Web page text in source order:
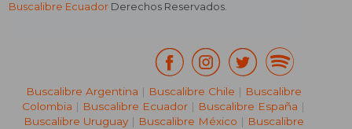
Buscalibre Ecuador Derechos Reservados.
Buscalibre Argentina | Buscalibre Chile | Buscalibre
Colombia | Buscalibre Ecuador | Buscalibre España |
Buscalibre Uruguay| Buscalibre México | Buscalibre